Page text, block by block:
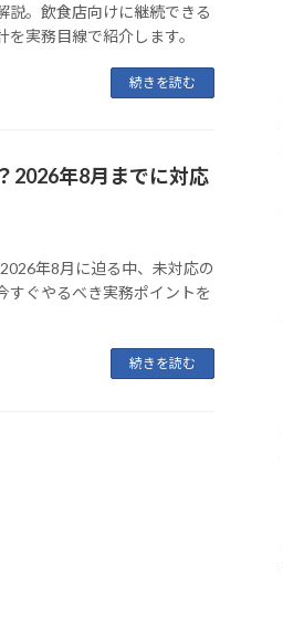
説。飲食店向けに継続できる
実務目線で紹介します。
続きを読む
2026年8月までに対応
年8月に迫る中、未対応の
すぐやるべき実務ポイントを
続きを読む